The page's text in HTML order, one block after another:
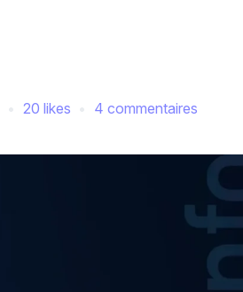
20 likes 4 commentaires